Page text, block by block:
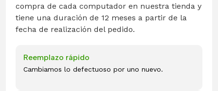
compra de cada computador en nuestra tienda y
tiene una duración de 12 meses a partir de la
fecha de realización del pedido.
Reemplazo rápido
Cambiamos lo defectuoso por uno nuevo.